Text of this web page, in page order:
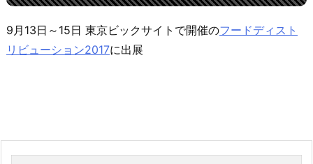
9月13日～15日 東京ビックサイトで開催のフードディスト
リビューション2017に出展